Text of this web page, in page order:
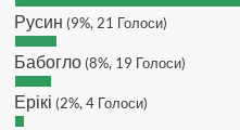
DJGycle : Tamada
Makiavelli :
Makiavelli :
MaRiO :Трансфери такі шо слів
Русин (9%, 21 Голоси)
Бабогло (8%, 19 Голоси)
Ерікі (2%, 4 Голоси)